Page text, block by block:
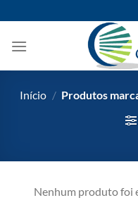
to
content
Início / Produtos
Nenhum produto foi